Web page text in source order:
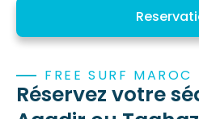
FREE SURF MAROC
Réservez votre